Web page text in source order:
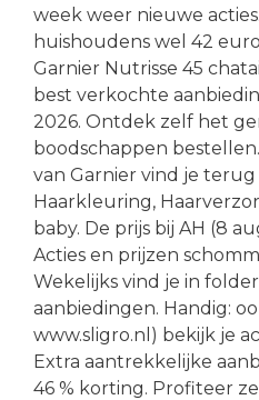
week weer nieuwe
huishoudens wel 42
Garnier Nutrisse 45
best verkochte
2026. Ontdek zelf het
boodschappen
van Garnier vind je
Haarkleuring,
baby. De prijs bij AH (8
Acties en prijzen
Wekelijks vind je in
aanbiedingen. Handig:
www.sligro.nl) bekijk je
Extra aantrekkelijke
46 % korting. Profiteer